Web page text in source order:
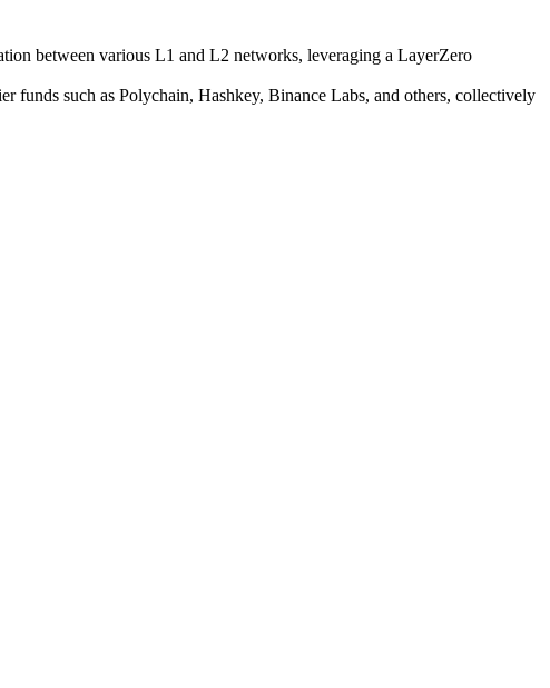
between various L1 and L2 networks, leveraging a LayerZero
such as Polychain, Hashkey, Binance Labs, and others, collectively